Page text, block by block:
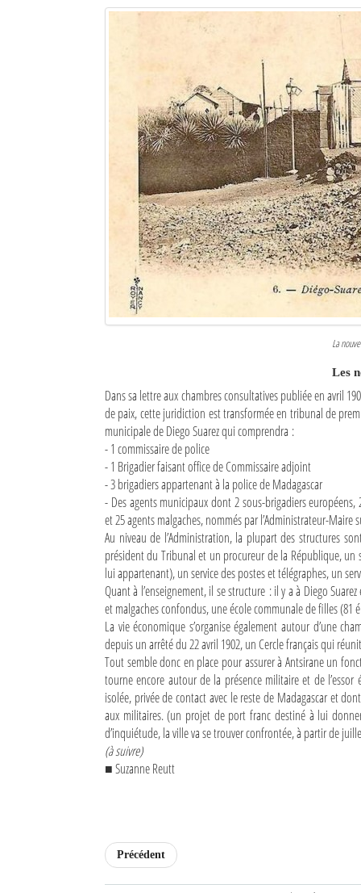
La
Les
Dans sa lettre aux chambres consultatives publiée en avril
de paix, cette juridiction est transformée en tribunal de
municipale de Diego Suarez qui comprendra :
- 1 commissaire de police
- 1 Brigadier faisant office de Commissaire adjoint
- 3 brigadiers appartenant à la police de Madagascar
- Des agents municipaux dont 2 sous-brigadiers
et 25 agents malgaches, nommés par l’Administrateur-
Au niveau de l’Administration, la plupart des structures
président du Tribunal et un procureur de la République, un
lui appartenant), un service des postes et télégraphes, un
Quant à l’enseignement, il se structure : il y a à Diego
et malgaches confondus, une école communale de filles (81
La vie économique s’organise également autour d’une
depuis un arrêté du 22 avril 1902, un Cercle français qui
Tout semble donc en place pour assurer à Antsirane un
tourne encore autour de la présence militaire et de l’essor
isolée, privée de contact avec le reste de Madagascar et
aux militaires. (un projet de port franc destiné à lui
d’inquiétude, la ville va se trouver confrontée, à partir de
(à suivre)
■ Suzanne Reutt
Précédent